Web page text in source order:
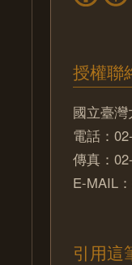
授權聯
國立臺
電話：
傳真：
E-MAIL
引用